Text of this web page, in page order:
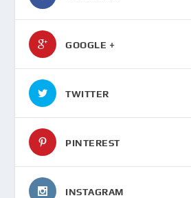
GOOGLE +
TWITTER
PINTEREST
INSTAGRAM